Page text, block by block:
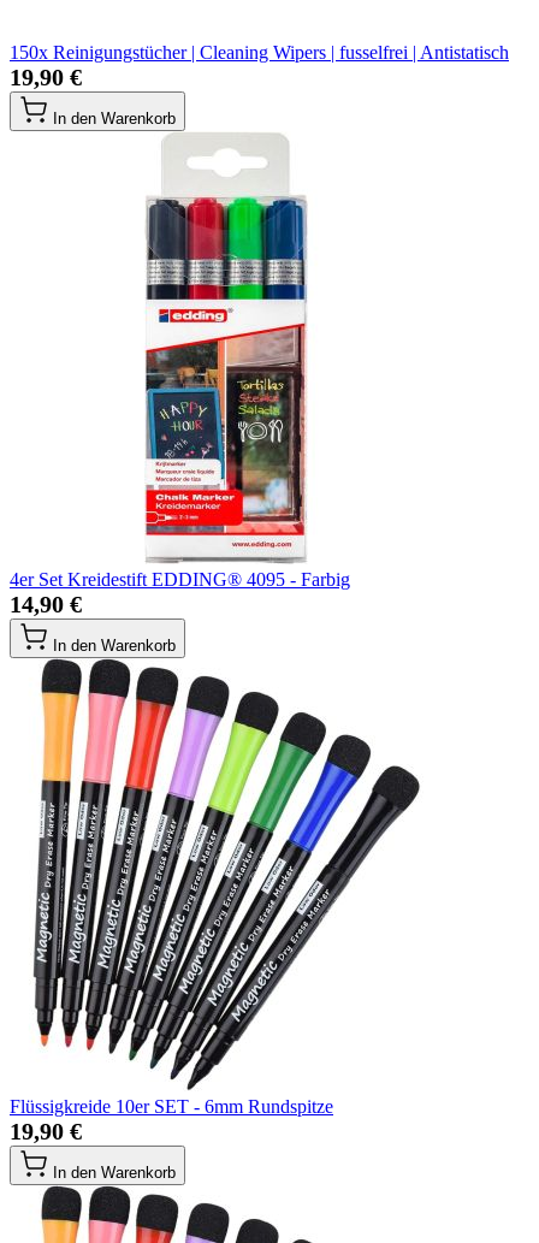
150x Reinigungstücher | Cleaning Wipers | fusselfrei | Antistatisch
19,90 €
In den Warenkorb
4er Set Kreidestift EDDING® 4095 - Farbig
14,90 €
In den Warenkorb
Flüssigkreide 10er SET - 6mm Rundspitze
19,90 €
In den Warenkorb